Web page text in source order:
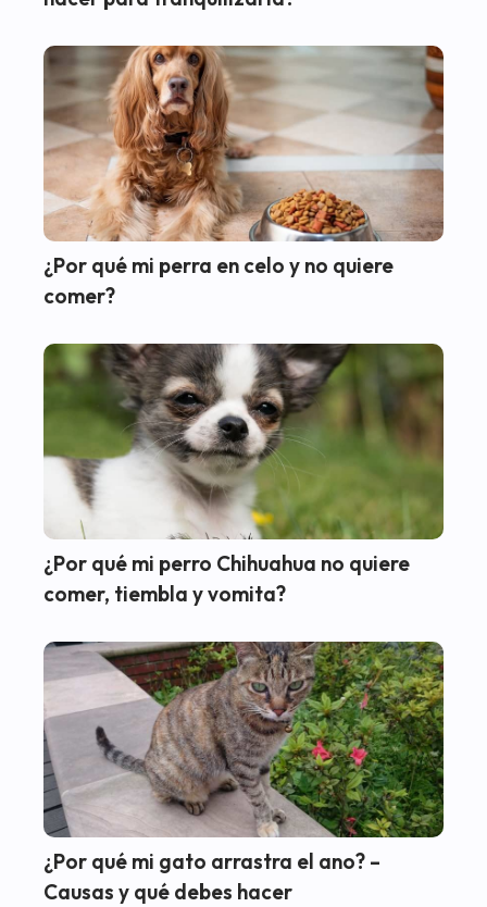
¿Por qué mi perra en celo y no quiere
comer?
¿Por qué mi perro Chihuahua no quiere
comer, tiembla y vomita?
¿Por qué mi gato arrastra el ano? –
Causas y qué debes hacer